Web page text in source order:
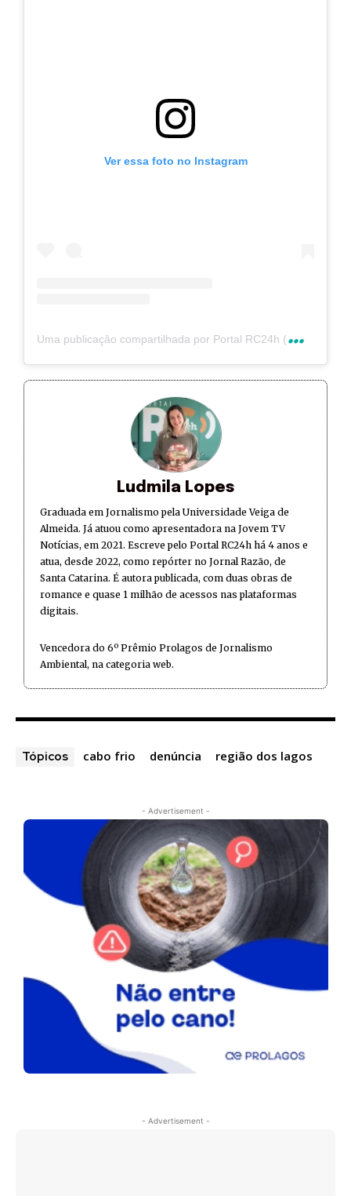
Ver essa foto no Instagram
U
ma publicação compartilhada por Portal RC24h (@rc24hnoticias)
Ludmila Lopes
Graduada em Jornalismo pela Universidade Veiga de
Almeida. Já atuou como apresentadora na Jovem TV
Notícias, em 2021. Escreve pelo Portal RC24h há 4 anos e
atua, desde 2022, como repórter no Jornal Razão, de
Santa Catarina. É autora publicada, com duas obras de
romance e quase 1 milhão de acessos nas plataformas
digitais.
Vencedora do 6º Prêmio Prolagos de Jornalismo
Ambiental, na categoria web.
Tópicos cabo frio denúncia região dos lagos
- Advertisement -
- Advertisement -